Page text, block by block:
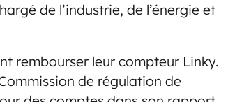
de l’industrie, de l’énergie et
rembourser leur compteur Linky.
de régulation de